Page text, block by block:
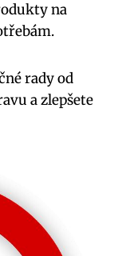
na
rady od
a zlepšete